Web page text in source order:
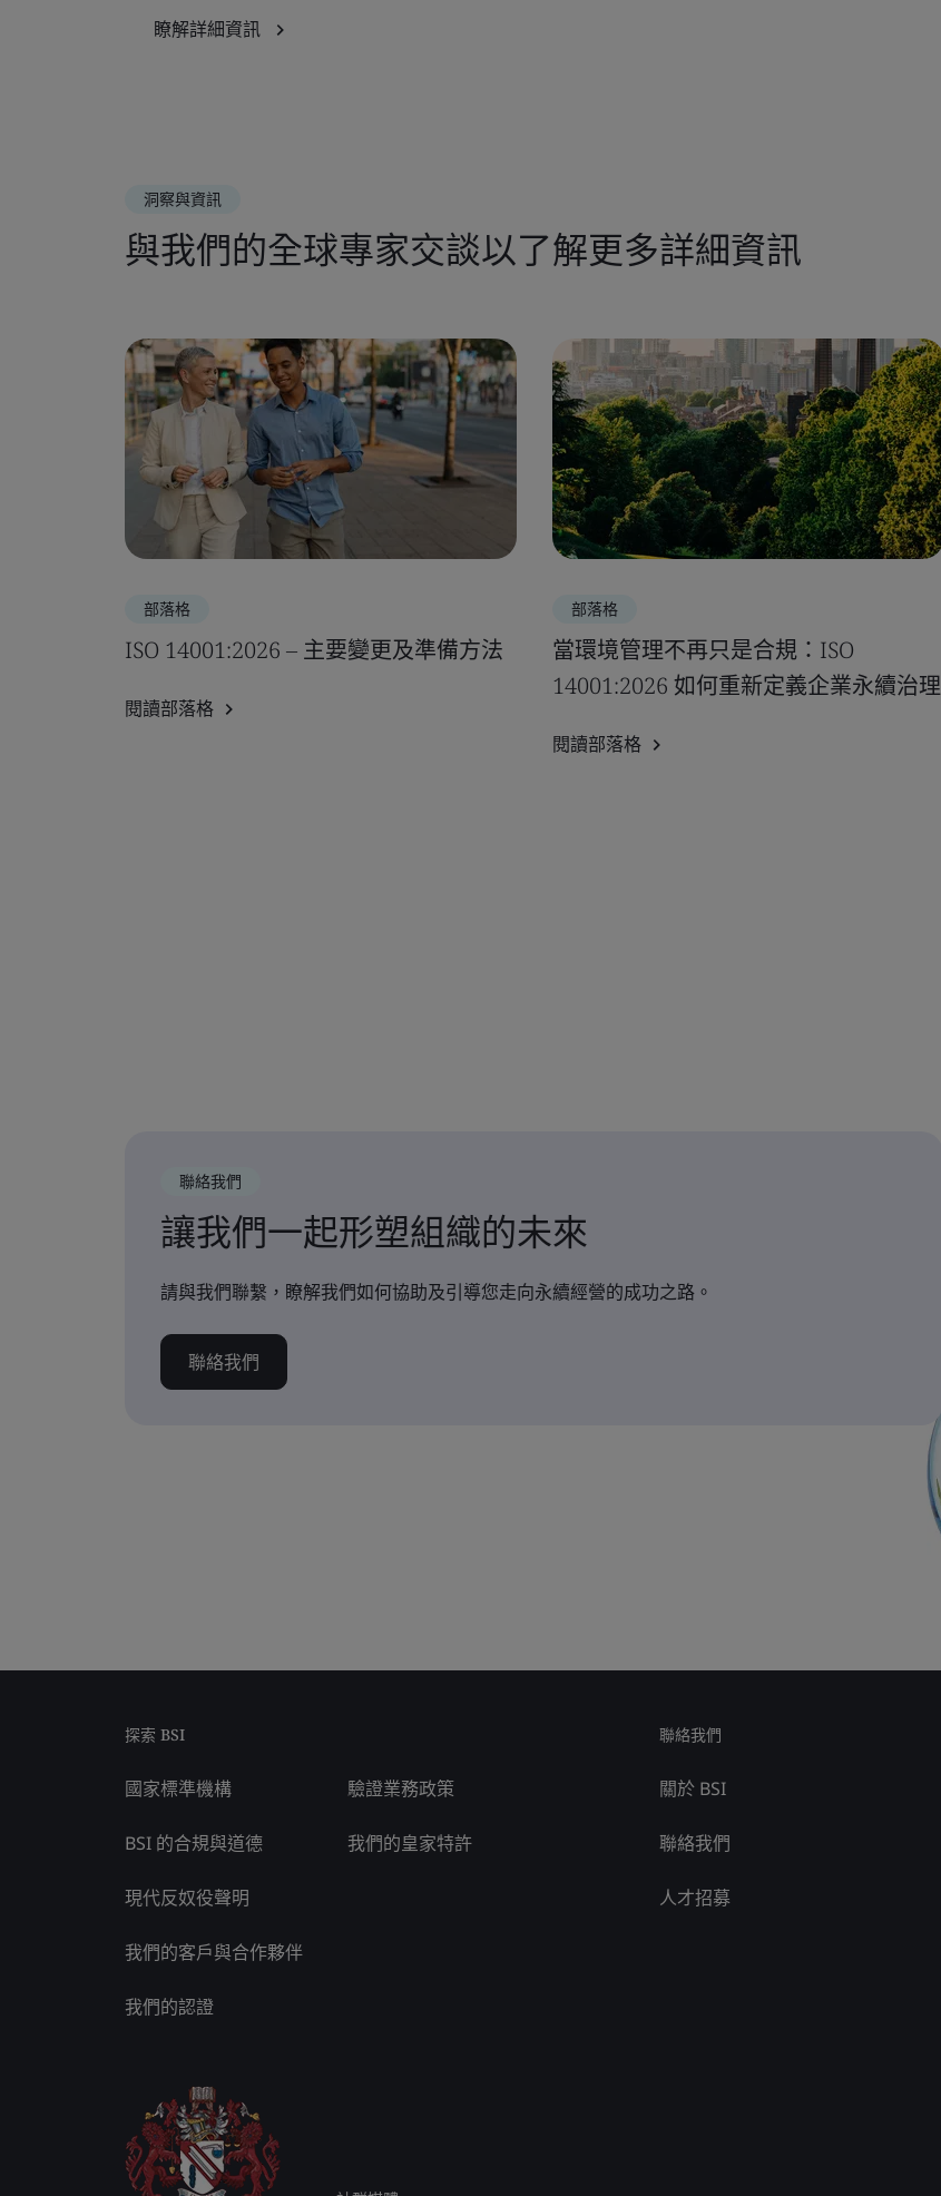
瞭解詳細資訊
洞察與資訊
與我們的全球專家交談以了解更多詳細資訊
部落格
ISO 14001:2026 – 主要變更及準備方法
閱讀部落格
部落格
當環境管理不再只是合規：ISO
14001:2026 如何重新定義企業永續治理
閱讀部落格
聯絡我們
讓我們一起形塑組織的未來
請與我們聯繫，瞭解我們如何協助及引導您走向永續經營的成功之路。
聯絡我們
探索 BSI
國家標準機構
BSI 的合規與道德
現代反奴役聲明
我們的客戶與合作夥伴
我們的認證
驗證業務政策
我們的皇家特許
聯絡我們
關於 BSI
聯絡我們
人才招募